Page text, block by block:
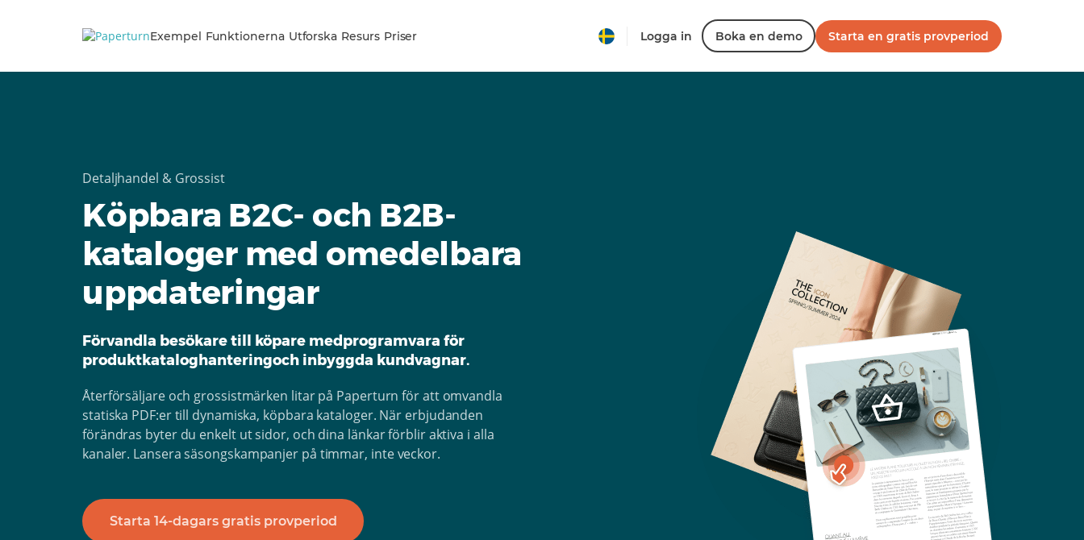
Exempel Funktionerna Utforska Resurs Priser Logga in Boka en demo Starta en gratis provperiod
Detaljhandel & Grossist
Köpbara B2C- och B2B-
kataloger med omedelbara
uppdateringar
Förvandla besökare till köpare medprogramvara för
produktkataloghanteringoch inbyggda kundvagnar.
Återförsäljare och grossistmärken litar på Paperturn för att omvandla
statiska PDF:er till dynamiska, köpbara kataloger. När erbjudanden
förändras byter du enkelt ut sidor, och dina länkar förblir aktiva i alla
kanaler. Lansera säsongskampanjer på timmar, inte veckor.
Starta 14-dagars gratis provperiod